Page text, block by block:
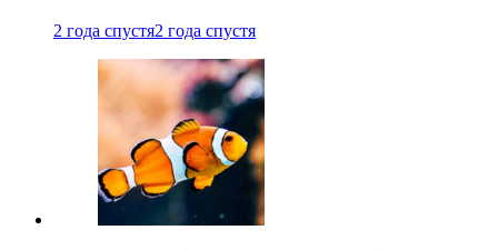
2 года спустя2 года спустя